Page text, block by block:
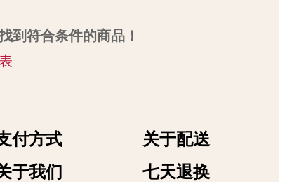
到符合条件的商品！
付方式
关于配送
于我们 七天退换